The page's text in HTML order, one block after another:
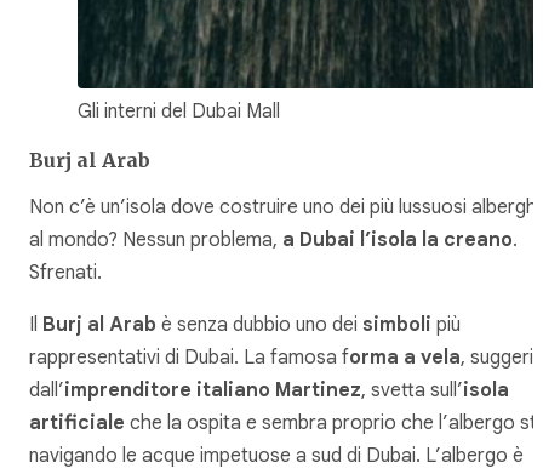
Gli interni del Dubai Mall
Burj al Arab
Non c’è un’isola dove costruire uno dei più lussuosi alberghi
al mondo? Nessun problema, a Dubai l’isola la creano.
Sfrenati.
Il Burj al Arab è senza dubbio uno dei simboli più
rappresentativi di Dubai. La famosa forma a vela,
dall’imprenditore italiano Martinez, svetta sull’isola
artificiale che la ospita e sembra proprio che l’albergo
navigando le acque impetuose a sud di Dubai. L’albergo è